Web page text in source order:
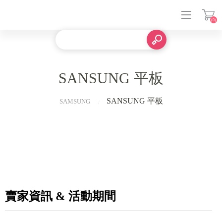
(0)
SANSUNG 平板
SAMSUNG SANSUNG 平板
賣家資訊 & 活動期間